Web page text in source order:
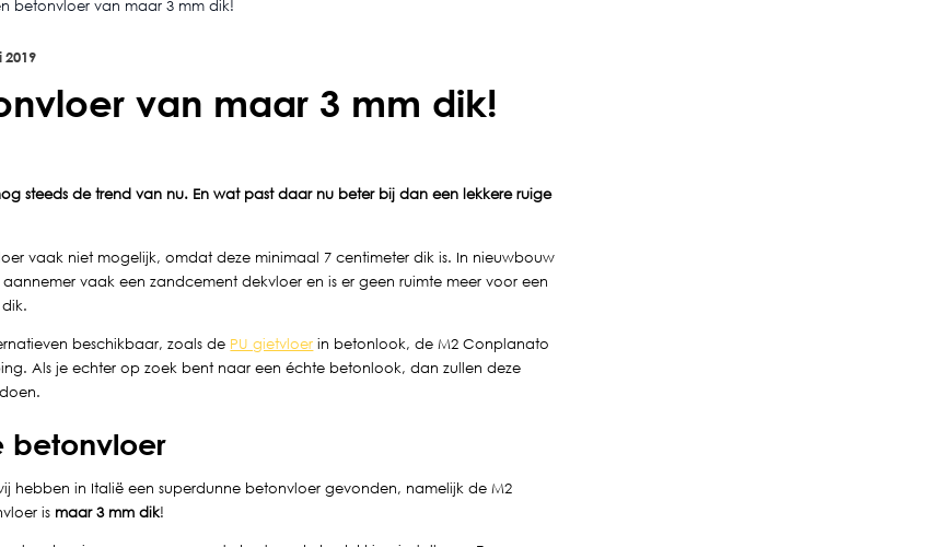
betonvloer van maar 3 mm dik!
2019
van maar 3 mm dik!
steeds de trend van nu. En wat past daar nu beter bij dan een lekkere ruige
vaak niet mogelijk, omdat deze minimaal 7 centimeter dik is. In nieuwbouw
aannemer vaak een zandcement dekvloer en is er geen ruimte meer voor een
beschikbaar, zoals de PU gietvloer in betonlook, de M2 Conplanato
Als je echter op zoek bent naar een échte betonlook, dan zullen deze
betonvloer
hebben in Italië een superdunne betonvloer gevonden, namelijk de M2
is maar 3 mm dik!